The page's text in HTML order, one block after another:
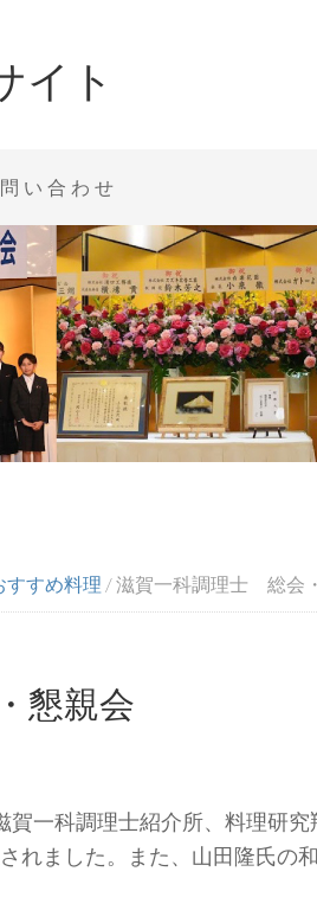
イト
い合わせ
すすめ料理 /滋賀一科調理士 総会
懇親会
一科調理士紹介所、料理研究
れました。また、山田隆氏の